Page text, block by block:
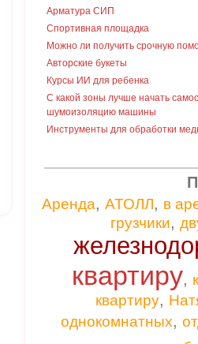
Арматура СИП
Спортивная площадка
Можно ли получить срочную
Авторские букеты
Курсы ИИ для ребенка
С какой зоны лучше начать
шумоизоляцию машины
Инструменты для обработки
Аренда, АТОЛЛ, в
грузчики,
квартиру,
квартиру,
однокомнатных,